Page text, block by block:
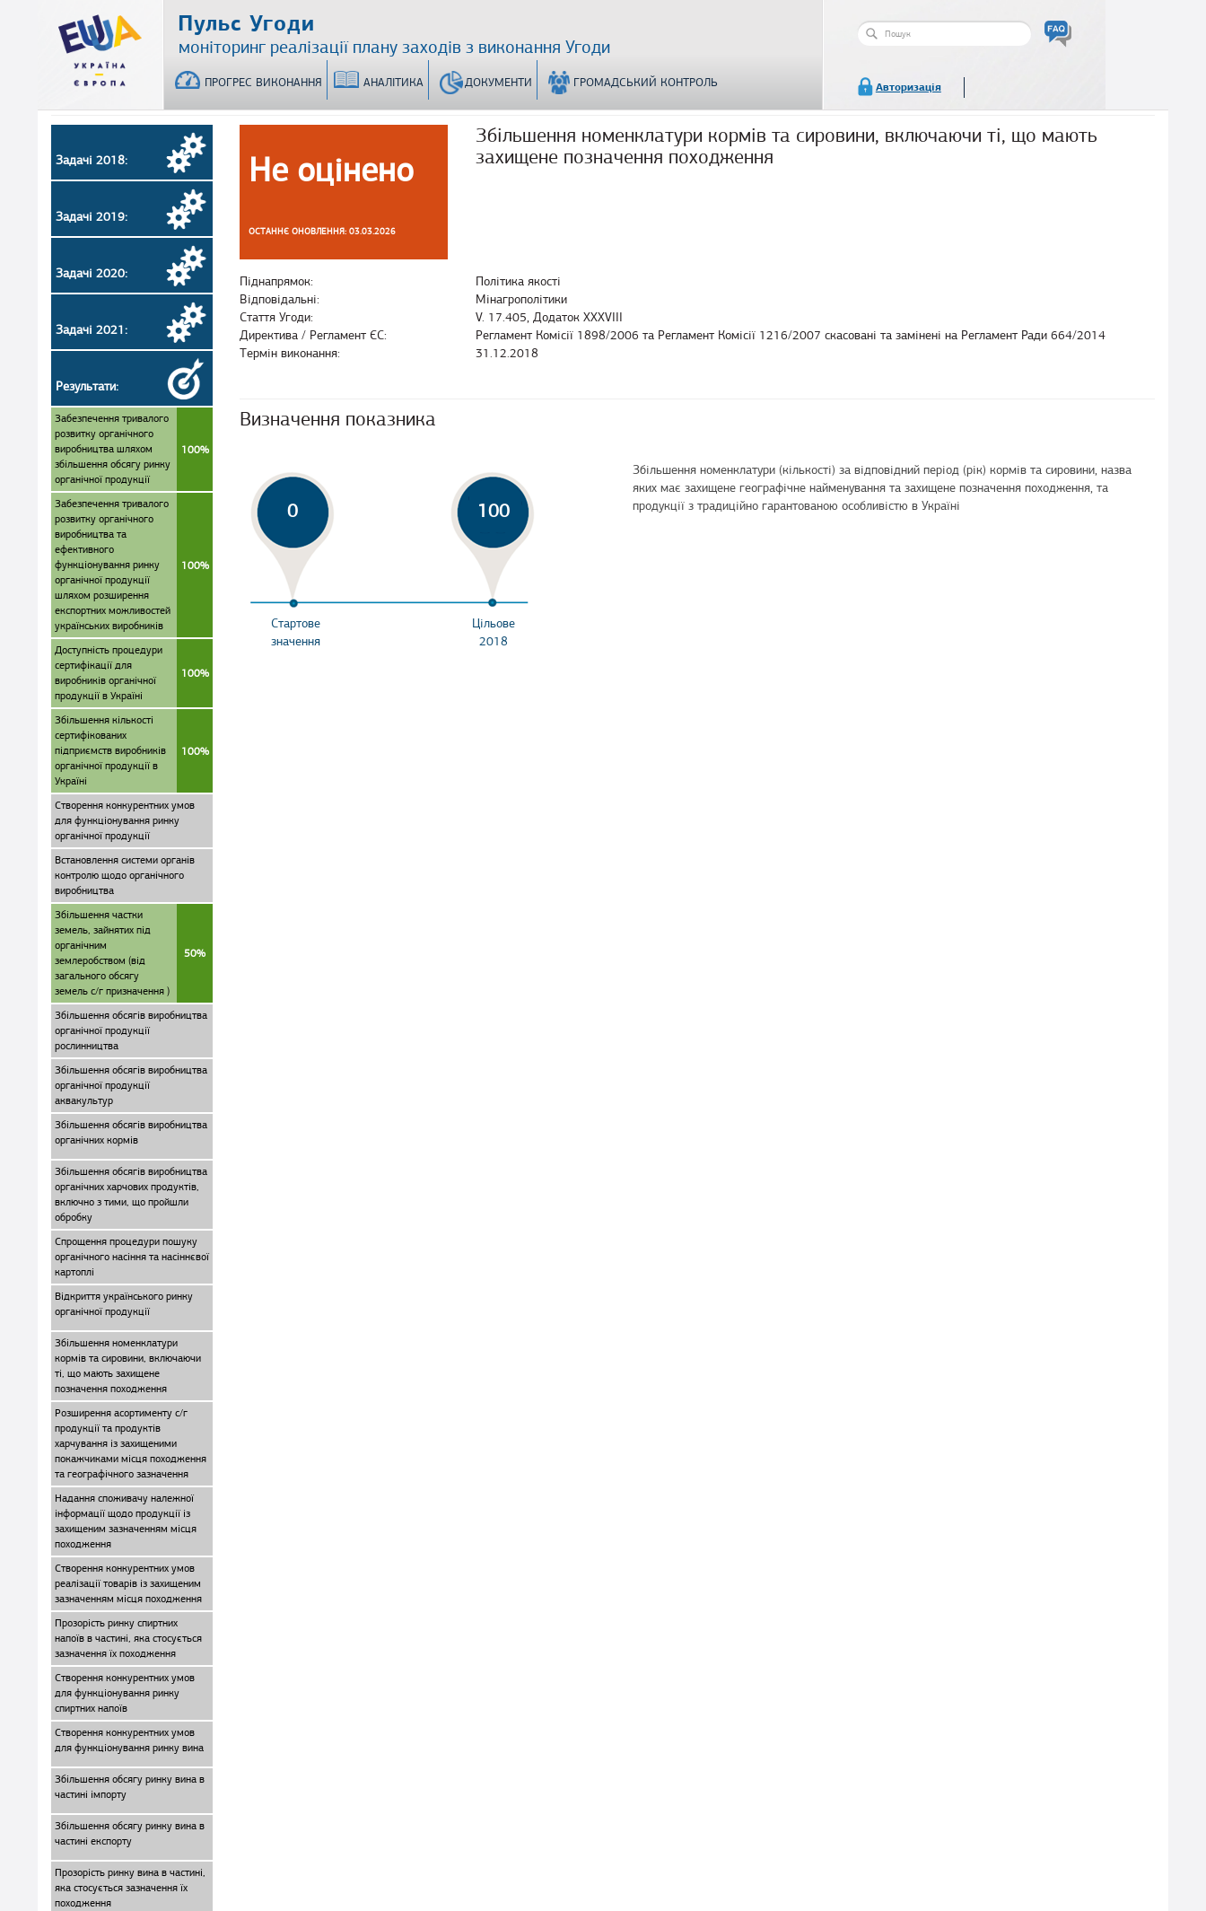
Пульс Угоди
моніторинг реалізації плану заходів з виконання Угоди
ПРОГРЕС ВИКОНАННЯ АНАЛІТИКА ДОКУМЕНТИ ГРОМАДСЬКИЙ КОНТРОЛЬ
Пошукова
Авторизація
Не оцінено
ОСТАННЄ ОНОВЛЕННЯ: 03.03.2026
Збільшення номенклатури кормів та сировини, включаючи ті, що мають
захищене позначення походження
Піднапрямок:
Політика якості
Відповідальні:
Мінагрополітики
Стаття Угоди:
V. 17.405, Додаток XXXVIII
Директива / Регламент ЄС:
Регламент Комісії 1898/2006 та Регламент Комісії 1216/2007 скасовані та замінені на Регламент Ради 664/2014
Термін виконання:
31.12.2018
Визначення показника
0 100
Стартове
значення
Цільове
2018
Збільшення номенклатури (кількості) за відповідний період (рік) кормів та сировини, назва
яких має захищене географічне найменування та захищене позначення походження, та
продукції з традиційно гарантованою особливістю в Україні
Задачі 2018:
Задачі 2019:
Задачі 2020:
Задачі 2021:
Результати:
Забезпечення тривалого
розвитку органічного
виробництва шляхом
збільшення обсягу ринку
органічної продукції
100%
Забезпечення тривалого
розвитку органічного
виробництва та
ефективного
функціонування ринку
органічної продукції
шляхом розширення
експортних можливостей
українських виробників
100%
Доступність процедури
сертифікації для
виробників органічної
продукції в Україні
100%
Збільшення кількості
сертифікованих
підприємств виробників
органічної продукції в
Україні
100%
Створення конкурентних умов
для функціонування ринку
органічної продукції
Встановлення системи органів
контролю щодо органічного
виробництва
Збільшення частки
земель, зайнятих під
органічним
землеробством (від
загального обсягу
земель с/г призначення )
50%
Збільшення обсягів виробництва
органічної продукції
рослинництва
Збільшення обсягів виробництва
органічної продукції
аквакультур
Збільшення обсягів виробництва
органічних кормів
Збільшення обсягів виробництва
органічних харчових продуктів,
включно з тими, що пройшли
обробку
Спрощення процедури пошуку
органічного насіння та насіннєвої
картоплі
Відкриття українського ринку
органічної продукції
Збільшення номенклатури
кормів та сировини, включаючи
ті, що мають захищене
позначення походження
Розширення асортименту с/г
продукції та продуктів
харчування із захищеними
покажчиками місця походження
та географічного зазначення
Надання споживачу належної
інформації щодо продукції із
захищеним зазначенням місця
походження
Створення конкурентних умов
реалізації товарів із захищеним
зазначенням місця походження
Прозорість ринку спиртних
напоїв в частині, яка стосується
зазначення їх походження
Створення конкурентних умов
для функціонування ринку
спиртних напоїв
Створення конкурентних умов
для функціонування ринку вина
Збільшення обсягу ринку вина в
частині імпорту
Збільшення обсягу ринку вина в
частині експорту
Прозорість ринку вина в частині,
яка стосується зазначення їх
походження